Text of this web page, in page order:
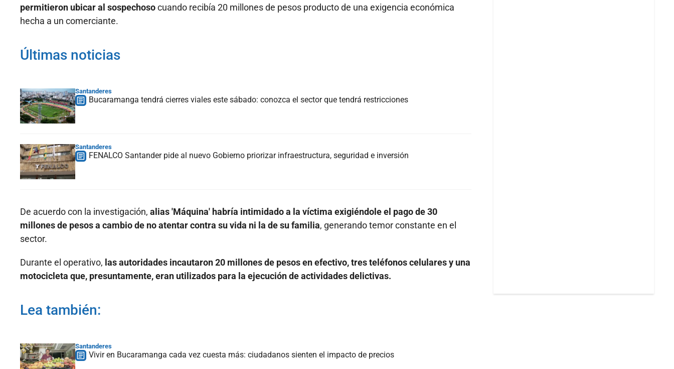
permitieron ubicar al sospechosocuando recibía 20 millones de pesos producto de una exigencia económica
hecha a un comerciante.
Últimas noticias
Santanderes
Bucaramanga tendrá cierres viales este sábado: conozca el sector que tendrá restricciones
Santanderes
FENALCO Santander pide al nuevo Gobierno priorizar infraestructura, seguridad e inversión
De acuerdo con la investigación, alias 'Máquina' habría intimidado a la víctima exigiéndole el pago de 30
millones de pesos a cambio de no atentar contra su vida ni la de su familia, generando temor constante en el
sector.
Durante el operativo, las autoridades incautaron 20 millones de pesos en efectivo, tres teléfonos celulares y una
motocicleta que, presuntamente, eran utilizados para la ejecución de actividades delictivas.
Lea también:
Santanderes
Vivir en Bucaramanga cada vez cuesta más: ciudadanos sienten el impacto de precios